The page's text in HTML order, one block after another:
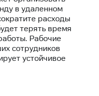
в удаленном
расходы
терять время
Рабочие
сотрудников
устойчивое